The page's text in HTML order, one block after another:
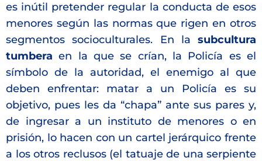
es inútil pretender regular la conducta de esos
menores según las normas que rigen en otros
segmentos socioculturales. En la subcultura
tumbera en la que se crían, la Policía es el
símbolo de la autoridad, el enemigo al que
deben enfrentar: matar a un Policía es su
objetivo, pues les da “chapa” ante sus pares y,
de ingresar a un instituto de menores o en
prisión, lo hacen con un cartel jerárquico frente
a los otros reclusos (el tatuaje de una serpiente